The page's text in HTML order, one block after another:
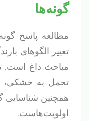
گونه‌ها
مطالعه پاسخ
مباحث داغ است.
تحمل به
همچنین شناسایی
اولویت‌هاست.